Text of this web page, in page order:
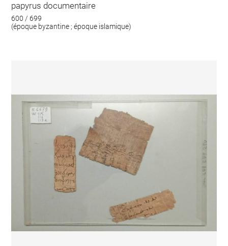
papyrus documentaire
600 / 699
(époque byzantine ; époque islamique)